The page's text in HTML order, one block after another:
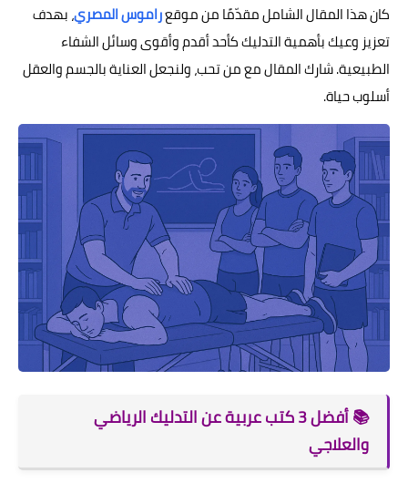
كان هذا المقال الشامل مقدّمًا من موقعراموس المصري، بهدف
تعزيز وعيك بأهمية التدليك كأحد أقدم وأقوى وسائل الشفاء
الطبيعية. شارك المقال مع من تحب، ولنجعل العناية بالجسم والعقل
أسلوب حياة.
📚 أفضل 3 كتب عربية عن التدليك الرياضي
والعلاجي